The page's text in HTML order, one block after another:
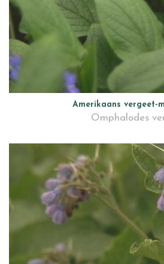
Amerikaans vergeet-
Omphalodes